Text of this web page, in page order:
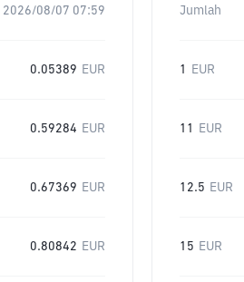
2026/08/07 07:59
0.05389 EUR
0.59284 EUR
0.67369 EUR
0.80842 EUR
Jumlah
1 EUR
11 EUR
12.5 EUR
15 EUR